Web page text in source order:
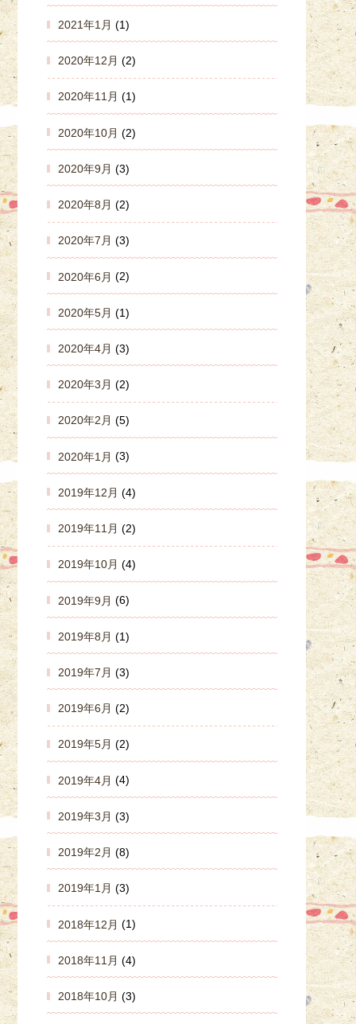
2021年1月 (1)
2020年12月 (2)
2020年11月 (1)
2020年10月 (2)
2020年9月 (3)
2020年8月 (2)
2020年7月 (3)
2020年6月 (2)
2020年5月 (1)
2020年4月 (3)
2020年3月 (2)
2020年2月 (5)
2020年1月 (3)
2019年12月 (4)
2019年11月 (2)
2019年10月 (4)
2019年9月 (6)
2019年8月 (1)
2019年7月 (3)
2019年6月 (2)
2019年5月 (2)
2019年4月 (4)
2019年3月 (3)
2019年2月 (8)
2019年1月 (3)
2018年12月 (1)
2018年11月 (4)
2018年10月 (3)